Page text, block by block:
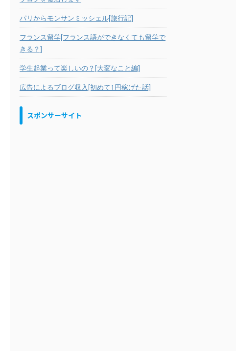
パリからモンサンミッシェル[旅行記]
フランス留学[フランス語ができなくても留学で
きる？]
学生起業って楽しいの？[大変なこと編]
広告によるブログ収入[初めて1円稼げた話]
スポンサーサイト